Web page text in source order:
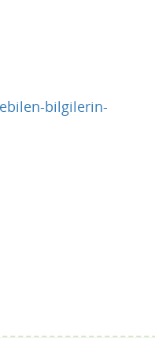
bilgilerin-